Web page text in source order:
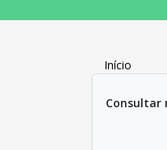
Início
Consultar